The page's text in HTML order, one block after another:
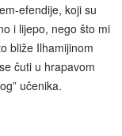
efendije, koji su
i lijepo, nego što mi
bliže Ilhamijinom
čuti u hrapavom
učenika.